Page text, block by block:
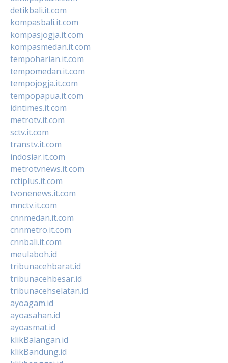
detikbali.it.com
kompasbali.it.com
kompasjogja.it.com
kompasmedan.it.com
tempoharian.it.com
tempomedan.it.com
tempojogja.it.com
tempopapua.it.com
idntimes.it.com
metrotv.it.com
sctv.it.com
transtv.it.com
indosiar.it.com
metrotvnews.it.com
rctiplus.it.com
tvonenews.it.com
mnctv.it.com
cnnmedan.it.com
cnnmetro.it.com
cnnbali.it.com
meulaboh.id
tribunacehbarat.id
tribunacehbesar.id
tribunacehselatan.id
ayoagam.id
ayoasahan.id
ayoasmat.id
klikBalangan.id
klikBandung.id